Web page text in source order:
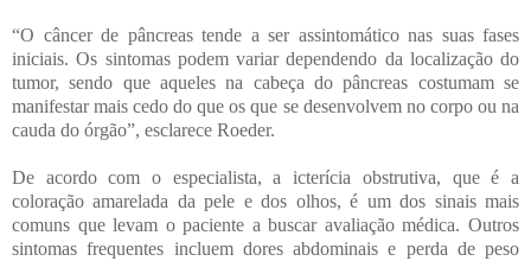
“O câncer de pâncreas tende a ser assintomático nas suas fases
iniciais. Os sintomas podem variar dependendo da localização do
tumor, sendo que aqueles na cabeça do pâncreas costumam se
manifestar mais cedo do que os que se desenvolvem no corpo ou na
cauda do órgão”, esclarece Roeder.
De acordo com o especialista, a icterícia obstrutiva, que é a
coloração amarelada da pele e dos olhos, é um dos sinais mais
comuns que levam o paciente a buscar avaliação médica. Outros
sintomas frequentes incluem dores abdominais e perda de peso